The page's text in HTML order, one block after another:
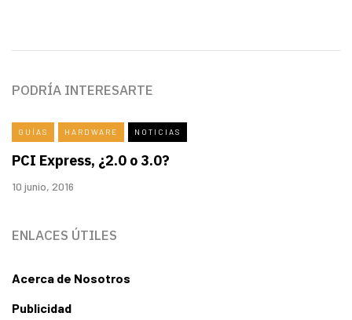
PODRÍA INTERESARTE
GUÍAS HARDWARE NOTICIAS
PCI Express, ¿2.0 o 3.0?
10 junio, 2016
ENLACES ÚTILES
Acerca de Nosotros
Publicidad